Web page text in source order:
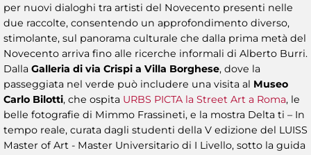
per nuovi dialoghi tra artisti del Novecento presenti nelle
due raccolte, consentendo un approfondimento diverso,
stimolante, sul panorama culturale che dalla prima metà del
Novecento arriva fino alle ricerche informali di Alberto Burri.
Dalla Galleria di via Crispi a Villa Borghese, dove la
passeggiata nel verde può includere una visita al Museo
Carlo Bilotti, che ospita URBS PICTA la Street Art a Roma, le
belle fotografie di Mimmo Frassineti, e la mostra Delta ti – In
tempo reale, curata dagli studenti della V edizione del LUISS
Master of Art - Master Universitario di I Livello, sotto la guida